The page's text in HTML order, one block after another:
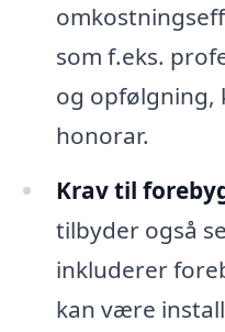
som f.eks.
og opfølgning,
honorar.
Krav til
tilbyder også
inkluderer
kan være